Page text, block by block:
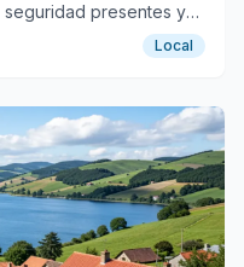
presentes y
Local